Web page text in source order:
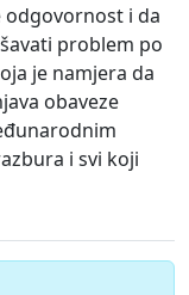
odgovornost i da
problem po
je namjera da
obaveze
i svi koji